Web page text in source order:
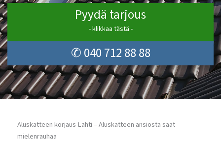
Pyydä tarjous
- klikkaa tästä -
✆ 040 712 88 88
Aluskatteen korjaus Lahti – Aluskatteen ansiosta saat
mielenrauhaa